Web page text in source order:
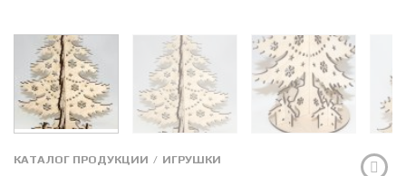
КАТАЛОГ ПРОДУКЦИИ / ИГРУШКИ